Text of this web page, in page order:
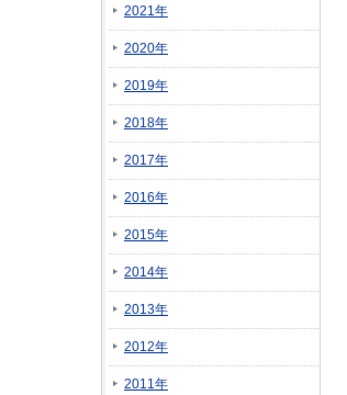
2021年
2020年
2019年
2018年
2017年
2016年
2015年
2014年
2013年
2012年
2011年